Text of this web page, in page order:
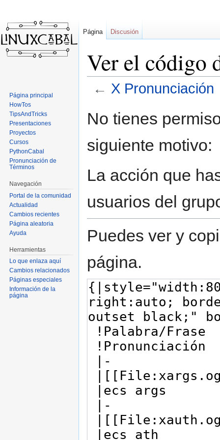
Ver el código
← X Pronunciación
navegación
búsqueda
No tienes
siguiente motivo:
La acción que
usuarios del
Puedes ver y
página.
Página Discusión
Página principal
HowTos
TipsAndTricks
Presentaciones
Proyectos
Cursos
PythonCabal
Pronunciación de
Términos
Navegación
Portal de la comunidad
Actualidad
Cambios recientes
Página aleatoria
Ayuda
Herramientas
Lo que enlaza aquí
Cambios relacionados
Páginas especiales
Información de la
página